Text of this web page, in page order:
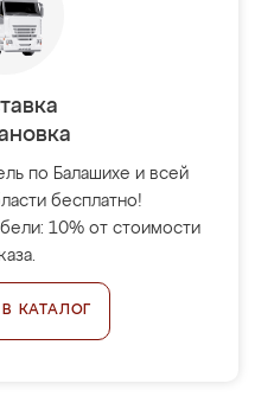
по Балашихе и всей
бесплатно!
10% от стоимости
В КАТАЛОГ